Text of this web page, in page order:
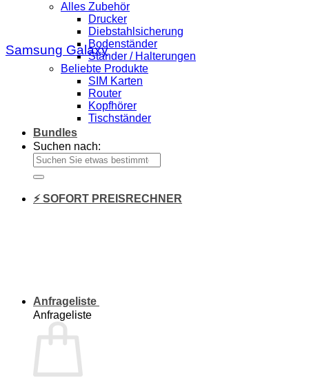
Alles Zubehör
Drucker
Diebstahlsicherung
Bodenständer
Ständer / Halterungen
Beliebte Produkte
SIM Karten
Router
Kopfhörer
Tischständer
Bundles
Suchen nach:
⚡ SOFORT PREISRECHNER
Anfrageliste
Anfrageliste
Samsung Galaxy